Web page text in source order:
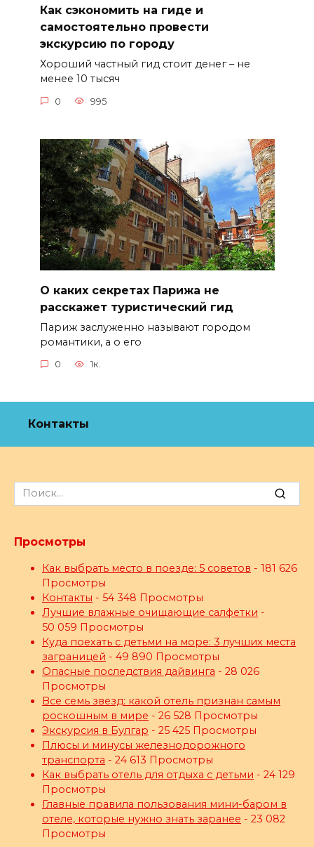
Как сэкономить на гиде и
самостоятельно провести
экскурсию по городу
Хороший частный гид стоит денег – не
менее 10 тысяч
0 995
О каких секретах Парижа не
расскажет туристический гид
Париж заслуженно называют городом
романтики, а о его
0 1к.
Контакты
Search
for:
Просмотры
Как выбрать место в поезде: 5 советов - 181 626
Просмотры
Контакты - 54 348 Просмотры
Лучшие влажные очищающие салфетки -
50 059 Просмотры
Куда поехать с детьми на море: 3 лучших места
заграницей - 49 890 Просмотры
Опасные последствия дайвинга - 28 026
Просмотры
Все семь звезд: какой отель признан самым
роскошным в мире - 26 528 Просмотры
Экскурсия в Булгар - 25 425 Просмотры
Плюсы и минусы железнодорожного
транспорта - 24 613 Просмотры
Как выбрать отель для отдыха с детьми - 24 129
Просмотры
Главные правила пользования мини-баром в
отеле, которые нужно знать заранее - 23 082
Просмотры